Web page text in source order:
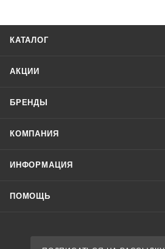
КАТАЛОГ
АКЦИИ
БРЕНДЫ
КОМПАНИЯ
ИНФОРМАЦИЯ
ПОМОЩЬ